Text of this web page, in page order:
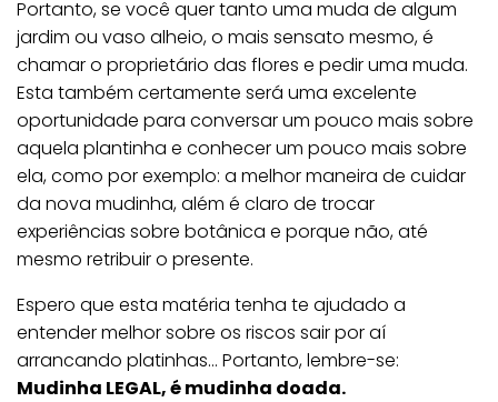
Portanto, se você quer tanto uma muda de algum
jardim ou vaso alheio, o mais sensato mesmo, é
chamar o proprietário das flores e pedir uma muda.
Esta também certamente será uma excelente
oportunidade para conversar um pouco mais sobre
aquela plantinha e conhecer um pouco mais sobre
ela, como por exemplo: a melhor maneira de cuidar
da nova mudinha, além é claro de trocar
experiências sobre botânica e porque não, até
mesmo retribuir o presente.
Espero que esta matéria tenha te ajudado a
entender melhor sobre os riscos sair por aí
arrancando platinhas… Portanto, lembre-se:
Mudinha LEGAL, é mudinha doada.